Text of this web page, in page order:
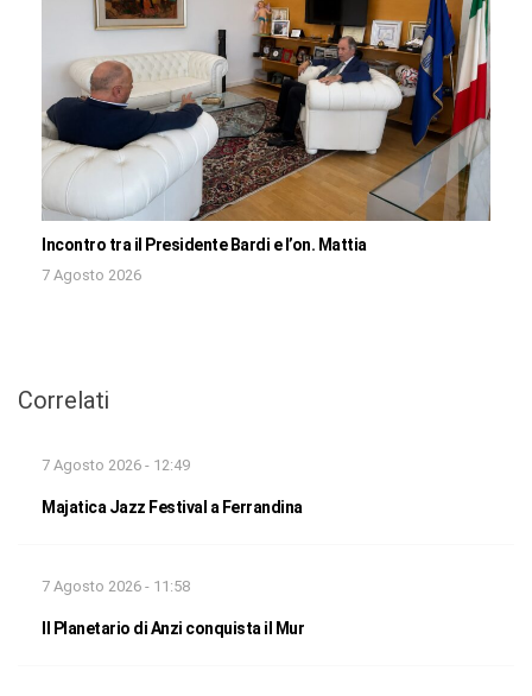
Incontro tra il Presidente Bardi e l’on. Mattia
7 Agosto 2026
Correlati
7 Agosto 2026 - 12:49
Majatica Jazz Festival a Ferrandina
7 Agosto 2026 - 11:58
Il Planetario di Anzi conquista il Mur